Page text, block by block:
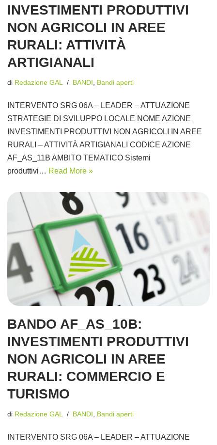
INVESTIMENTI PRODUTTIVI
NON AGRICOLI IN AREE
RURALI: ATTIVITÀ
ARTIGIANALI
di Redazione GAL BANDI Bandi aperti
INTERVENTO SRG 06A – LEADER – ATTUAZIONE
STRATEGIE DI SVILUPPO LOCALE NOME AZIONE
INVESTIMENTI PRODUTTIVI NON AGRICOLI IN AREE
RURALI – ATTIVITÀ ARTIGIANALI CODICE AZIONE
AF_AS_11B AMBITO TEMATICO Sistemi
produttivi… Read More »
BANDO AF_AS_10B:
INVESTIMENTI PRODUTTIVI
NON AGRICOLI IN AREE
RURALI: COMMERCIO E
TURISMO
di Redazione GAL BANDI Bandi aperti
INTERVENTO SRG 06A – LEADER – ATTUAZIONE